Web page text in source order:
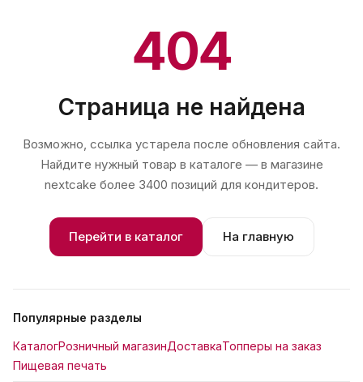
404
Страница не найдена
Возможно, ссылка устарела после обновления сайта.
Найдите нужный товар в каталоге — в магазине
nextcake более 3400 позиций для кондитеров.
Перейти в каталог На главную
Популярные разделы
КаталогРозничный магазинДоставкаТопперы на заказ
Пищевая печать